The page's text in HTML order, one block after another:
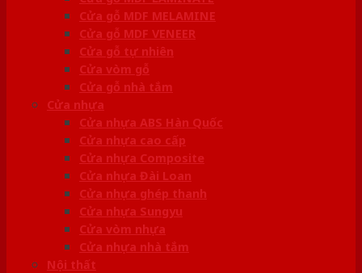
Cửa gỗ MDF MELAMINE
Cửa gỗ MDF VENEER
Cửa gỗ tự nhiên
Cửa vòm gỗ
Cửa gỗ nhà tắm
Cửa nhựa
Cửa nhựa ABS Hàn Quốc
Cửa nhựa cao cấp
Cửa nhựa Composite
Cửa nhựa Đài Loan
Cửa nhựa ghép thanh
Cửa nhựa Sungyu
Cửa vòm nhựa
Cửa nhựa nhà tắm
Nội thất